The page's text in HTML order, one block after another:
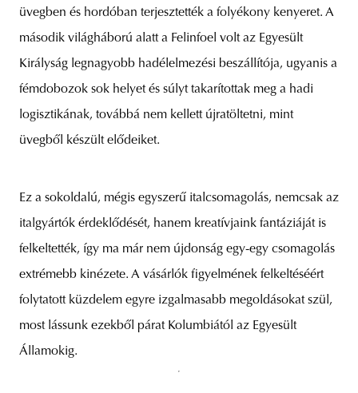
üvegben és hordóban terjesztették a folyékony kenyeret. A
második világháború alatt a Felinfoel volt az Egyesült
Királyság legnagyobb hadélelmezési beszállítója, ugyanis a
fémdobozok sok helyet és súlyt takarítottak meg a hadi
logisztikának, továbbá nem kellett újratöltetni, mint
üvegből készült elődeiket.
Ez a sokoldalú, mégis egyszerű italcsomagolás, nemcsak az
italgyártók érdeklődését, hanem kreatívjaink fantáziáját is
felkeltették, így ma már nem újdonság egy-egy csomagolás
extrémebb kinézete. A vásárlók figyelmének felkeltéséért
folytatott küzdelem egyre izgalmasabb megoldásokat szül,
most lássunk ezekből párat Kolumbiától az Egyesült
Államokig.